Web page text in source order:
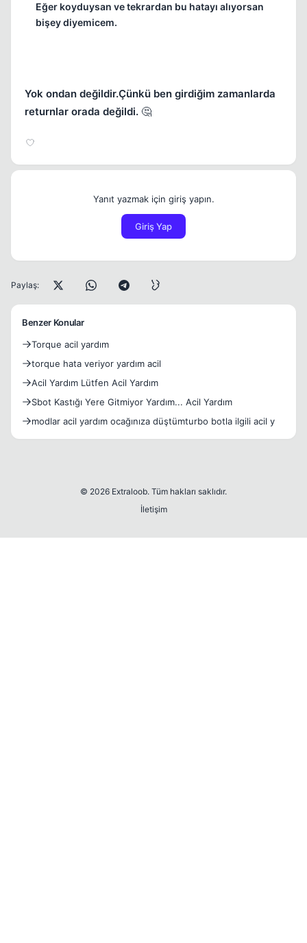
Eğer koyduysan ve tekrardan bu hatayı alıyorsan
bişey diyemicem.
Yok ondan değildir.Çünkü ben girdiğim zamanlarda
returnlar orada değildi. 🤔
Yanıt yazmak için giriş yapın.
Giriş Yap
Paylaş:
Benzer Konular
Torque acil yardım
torque hata veriyor yardım acil
Acil Yardım Lütfen Acil Yardım
Sbot Kastığı Yere Gitmiyor Yardım... Acil Yardım
modlar acil yardım ocağınıza düştümturbo botla ilgili acil y
© 2026 Extraloob. Tüm hakları saklıdır.
İletişim